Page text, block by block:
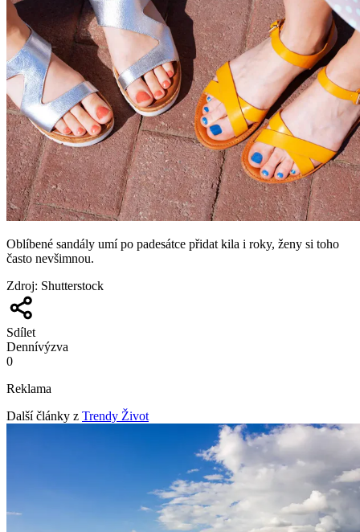
Oblíbené sandály umí po padesátce přidat kila i roky, ženy si toho
často nevšimnou.
Zdroj: Shutterstock
Sdílet
Dennívýzva
0
Reklama
Další články z Trendy Život